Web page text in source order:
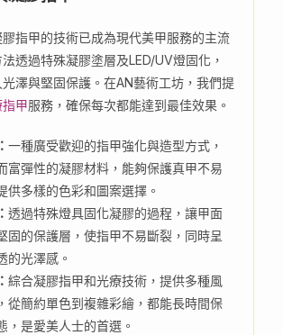
指甲的技術已成為現代美甲服務的主流
透過特殊凝膠塗層及LED/UV燈固化，
澤與堅固保護。在AN藝術工坊，我們提
甲服務，確保每次都能達到最佳效果。
一種廣受歡迎的指甲強化與造型方式，
富彈性的凝膠材料，能夠保護真甲不易
供多樣的色彩和圖案選擇。
透過特殊燈具固化凝膠的過程，讓甲面
固的保護層，使指甲不易斷裂，同時呈
的光澤感。
綜合凝膠指甲和光療技術，提供多種風
從簡約單色到複雜彩繪，都能長時間保
，是愛美人士的首選。